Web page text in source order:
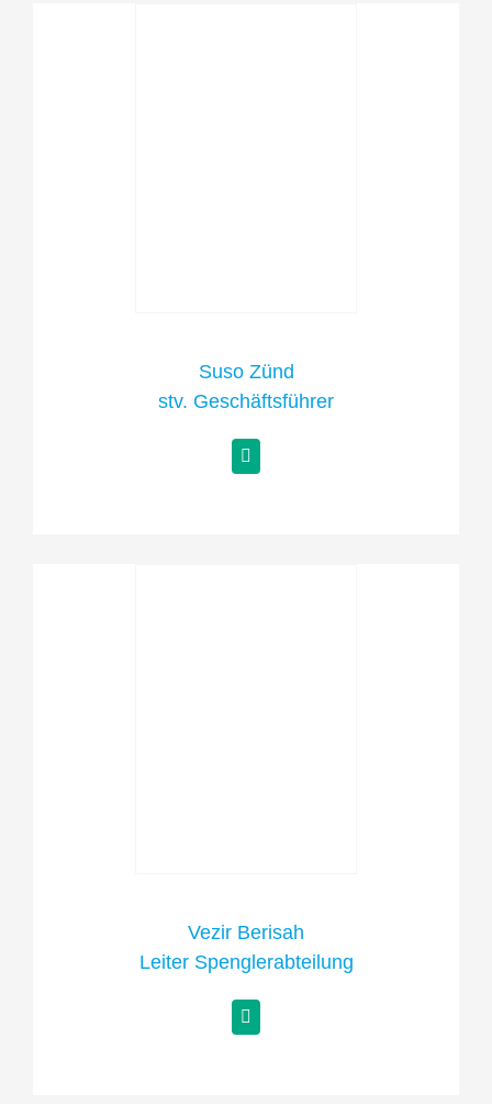
Suso Zünd
stv. Geschäftsführer
Vezir Berisah
Leiter Spenglerabteilung